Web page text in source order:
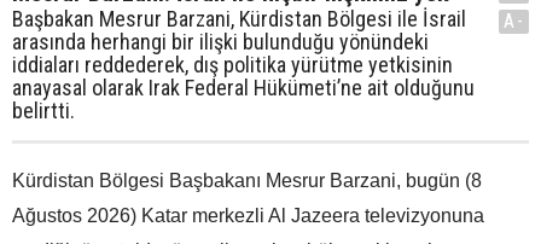
Başbakan Mesrur Barzani, Kürdistan Bölgesi ile İsrail
arasında herhangi bir ilişki bulunduğu yönündeki
iddiaları reddederek, dış politika yürütme yetkisinin
anayasal olarak Irak Federal Hükümeti’ne ait olduğunu
belirtti.
A-
Kürdistan Bölgesi Başbakanı Mesrur Barzani, bugün (8
Ağustos 2026) Katar merkezli Al Jazeera televizyonuna